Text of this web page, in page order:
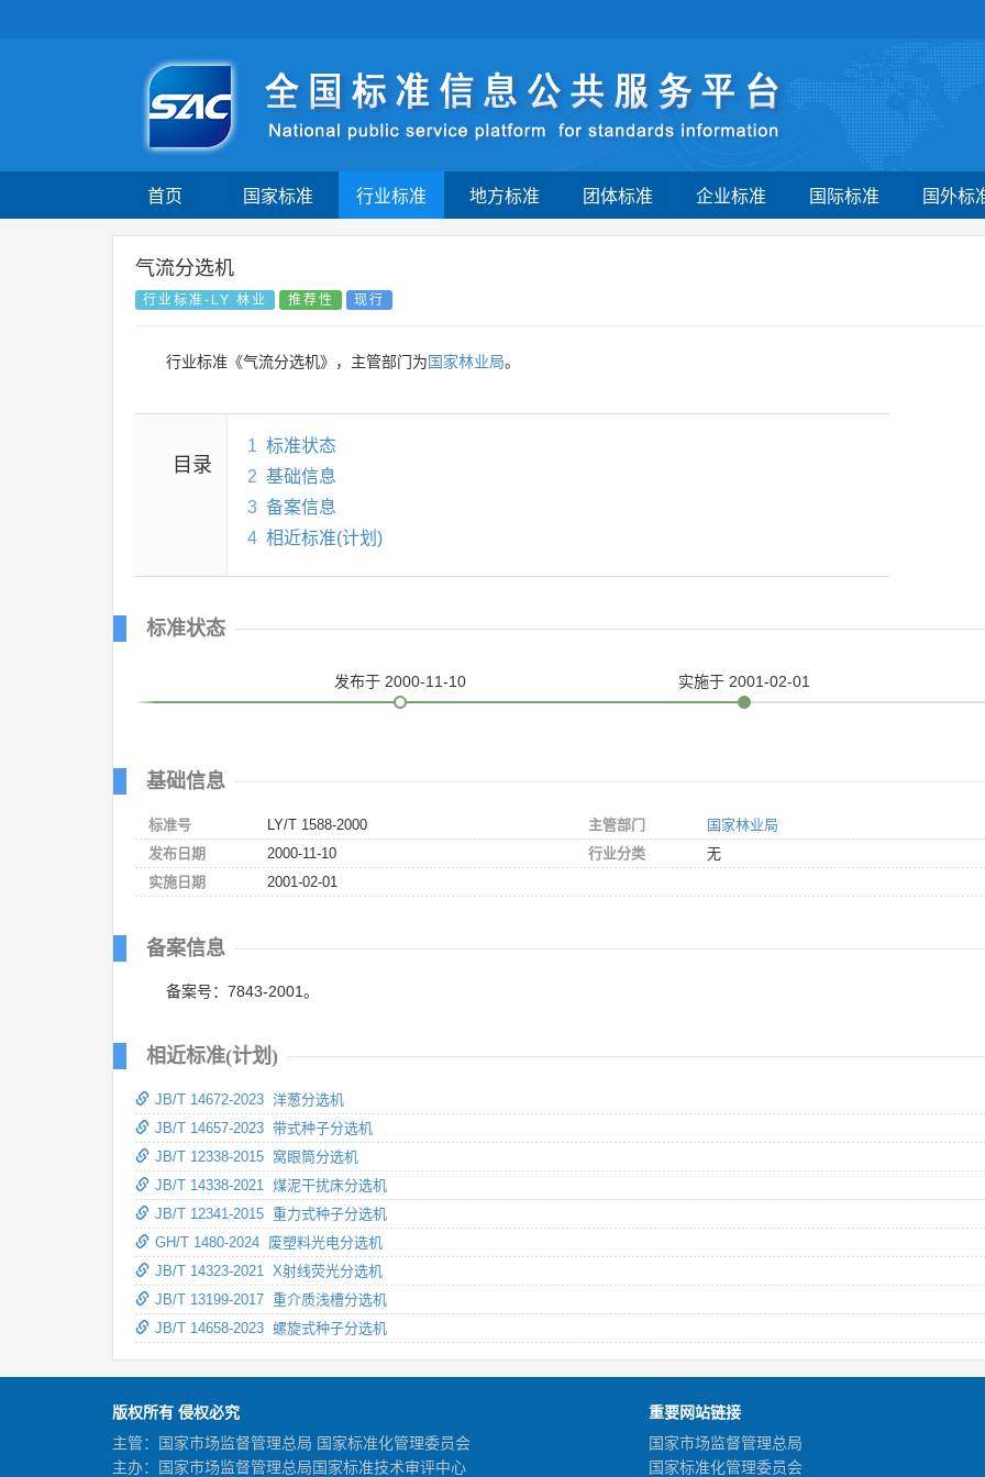
首页 国家标准 行业标准 地方标准 团体标准 企业标准 国际标准 国外标
气流分选机
行业标准-LY 林业 推荐性 现行
行业标准《气流分选机》，主管部门为国家林业局。
目录
1 标准状态
2 基础信息
3 备案信息
4 相近标准(计划)
标准状态
发布于 2000-11-10 实施于 2001-02-01
基础信息
标准号
LY/T 1588-2000
发布日期
2000-11-10
实施日期
2001-02-01
主管部门
国家林业局
行业分类
无
备案信息
备案号：7843-2001。
相近标准(计划)
JB/T 14672-2023 洋葱分选机
JB/T 14657-2023 带式种子分选机
JB/T 12338-2015 窝眼筒分选机
JB/T 14338-2021 煤泥干扰床分选机
JB/T 12341-2015 重力式种子分选机
GH/T 1480-2024 废塑料光电分选机
JB/T 14323-2021 X射线荧光分选机
JB/T 13199-2017 重介质浅槽分选机
JB/T 14658-2023 螺旋式种子分选机
版权所有 侵权必究
主管：国家市场监督管理总局 国家标准化管理委员会
主办：国家市场监督管理总局国家标准技术审评中心
重要网站链接
国家市场监督管理总局
国家标准化管理委员会